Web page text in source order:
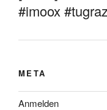
#imoox
META
Anmelden